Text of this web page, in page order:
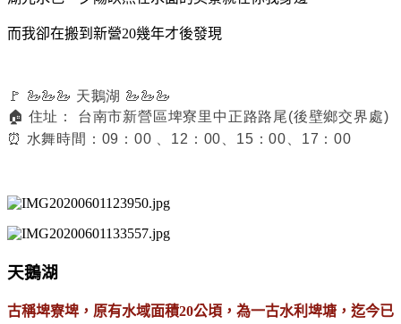
而我卻在搬到新營20幾年才後發現
🚩 🦢🦢🦢 天鵝湖 🦢🦢🦢
🏠 住址：
台南市新營區埤寮里中正路路尾(後壁鄉交界處)
⏰ 水舞時間：09：00 、12：00、15：00、17：00
天鵝湖
古稱埤寮埤，原有水域面積20公頃，為一古水利埤塘，迄今已